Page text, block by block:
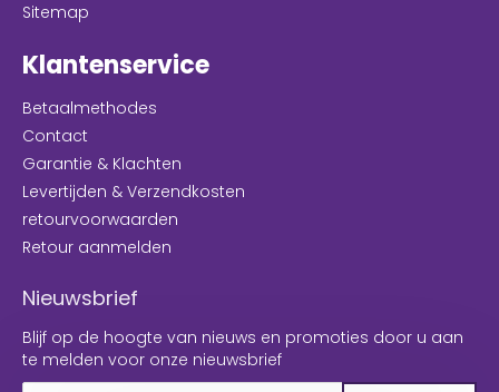
Sitemap
Klantenservice
Betaalmethodes
Contact
Garantie & Klachten
Levertijden & Verzendkosten
retourvoorwaarden
Retour aanmelden
Nieuwsbrief
Blijf op de hoogte van nieuws en promoties door u aan
te melden voor onze nieuwsbrief